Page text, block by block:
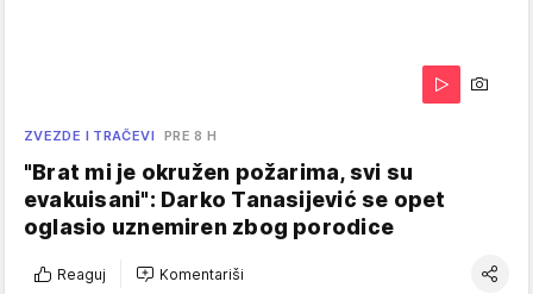
ZVEZDE I TRAČEVI PRE 8 H
"Brat mi je okružen požarima, svi su
evakuisani": Darko Tanasijević se opet
oglasio uznemiren zbog porodice
Reaguj Komentariši